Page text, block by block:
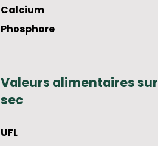
Calcium
Phosphore
Valeurs alimentaires sur
sec
UFL